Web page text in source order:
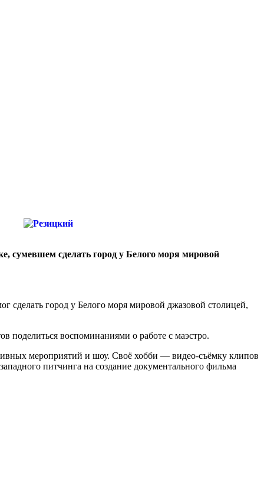
сумевшем сделать город у Белого моря мировой
сделать город у Белого моря мировой джазовой столицей,
поделиться воспоминаниями о работе с маэстро.
мероприятий и шоу. Своё хобби — видео-съёмку клипов
питчинга на создание документального фильма